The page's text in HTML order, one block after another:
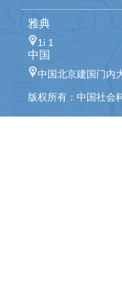
雅典
1i 1
中国
中国北京建国门内
版权所有：中国社会